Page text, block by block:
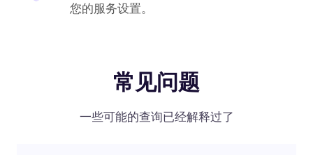
您的服务设置。
常见问题
一些可能的查询已经解释过了